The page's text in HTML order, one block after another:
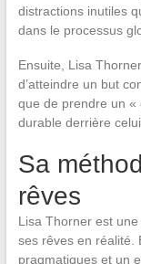
distractions inutiles
dans le processus
Ensuite, Lisa
d’atteindre un but
que de prendre un «
durable derrière
Sa
rêves
Lisa Thorner est
ses rêves en réalité.
pragmatiques et un